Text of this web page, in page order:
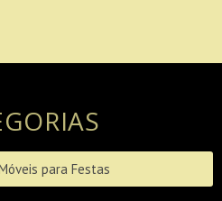
para Festas